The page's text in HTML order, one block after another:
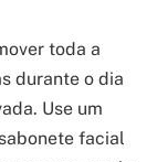
toda a
durante o dia
Use um
facial